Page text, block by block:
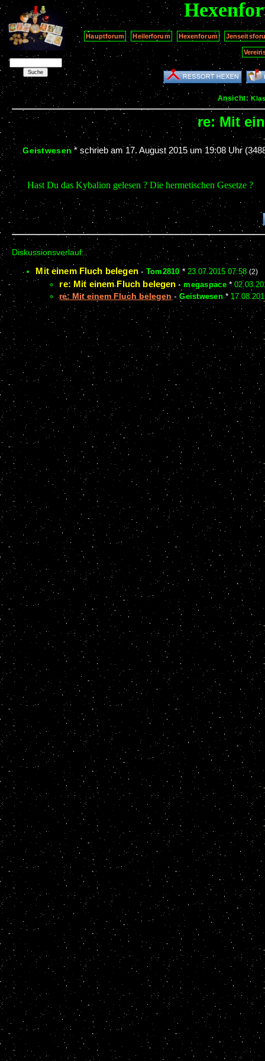
Hauptforum Heilerforum Hexenforum
Ansicht:
re: Mit
Geistwesen*schrieb am17. August 2015 um 19:08 Uhr
Hast Du das Kybalion gelesen ? Die hermetischen Gesetze ?
Diskussionsverlauf:
Mit einem Fluch belegen- Tom2810 * 23.07.2015 07:58 (2)
re: Mit einem Fluch belegen -megaspace*
re: Mit einem Fluch belegen -Geistwesen*